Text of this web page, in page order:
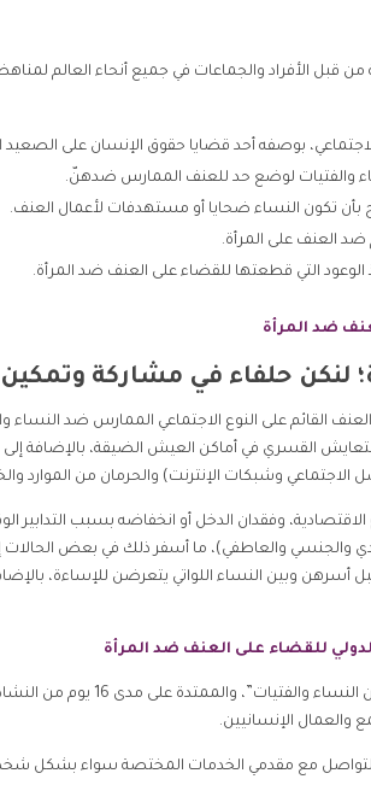
قبل الأفراد والجماعات في جميع أنحاء العالم
بوصفه أحد قضايا حقوق الإنسان على الصعيد
والفتيات لوضع حد للعنف الممارس ضدهنّ.
تكون النساء ضحايا أو مستهدفات لأعمال العنف.
العنف على المرأة.
التي قطعتها للقضاء على العنف ضد المرأة.
ضد المرأة
لنكن حلفاء في مشاركة وتمكين
حوادث العنف القائم على النوع الاجتماعي الممارس ضد
والتعايش القسري في أماكن العيش الضيقة، بالإضافة
وشبكات الإنترنت) والحرمان من الموارد
والعاطفي)، ما أسفر ذلك في بعض الحالات إلى
وبين النساء اللواتي يتعرضن للإساءة،
للقضاء على العنف ضد المرأة
تهدف حملة “لنكن حلفاء في
والعمال الإنسانيين.
مع مقدمي الخدمات المختصة سواء بشكل